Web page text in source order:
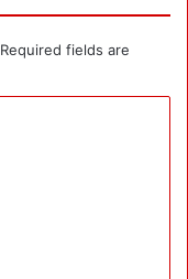
Required fields are